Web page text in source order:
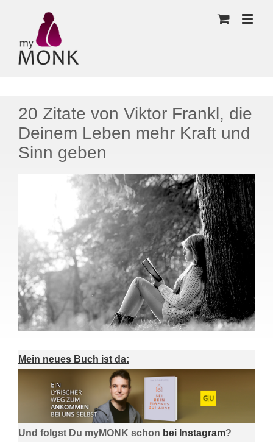
20 Zitate von Viktor Frankl, die
Deinem Leben mehr Kraft und
Sinn geben
Mein neues Buch ist da:
Und folgst Du myMONK schon bei Instagram?